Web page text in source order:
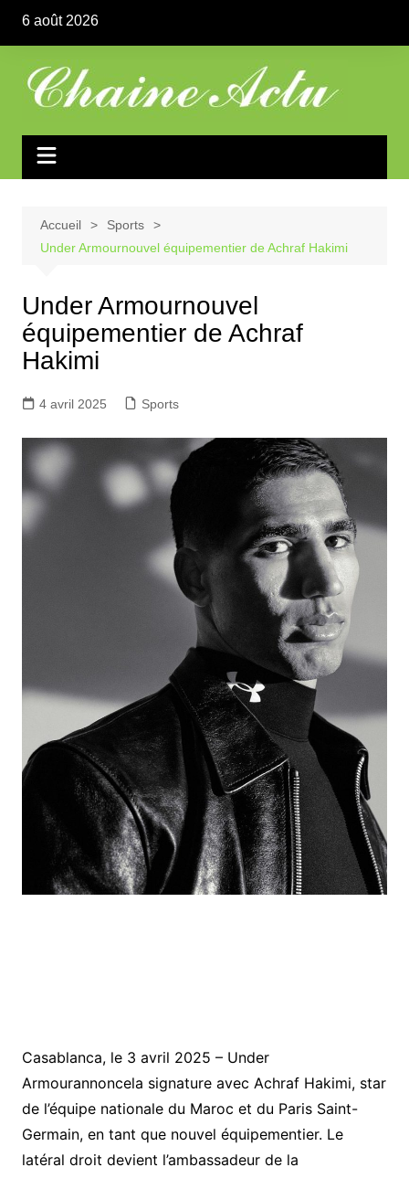
contenu
6 août 2026
Accueil
Sports
Under Armournouvel équipementier de Achraf Hakimi
Under Armournouvel
équipementier de Achraf
Hakimi
4 avril 2025 Sports
Casablanca, le 3 avril 2025 – Under
Armourannoncela signature avec Achraf Hakimi, star
de l’équipe nationale du Maroc et du Paris Saint-
Germain, en tant que nouvel équipementier. Le
latéral droit devient l’ambassadeur de la